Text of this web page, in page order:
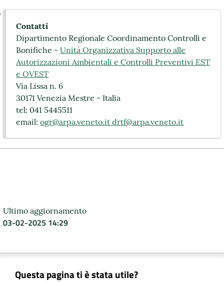
Contatti
Dipartimento Regionale Coordinamento Controlli e
Bonifiche -Unità Organizzativa Supporto alle
Autorizzazioni Ambientali e Controlli Preventivi EST
e OVEST
Via Lissa n. 6
30171 Venezia Mestre - Italia
tel: 041 5445511
email:ogr@arpa.veneto.itdrtf@arpa.veneto.it
Ultimo aggiornamento
03-02-2025 14:29
Questa pagina ti è stata utile?